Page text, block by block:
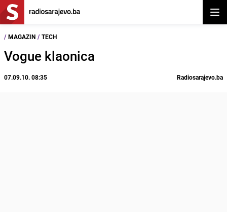
/ MAGAZIN / TECH
Vogue klaonica
07.09.10. 08:35 Radiosarajevo.ba